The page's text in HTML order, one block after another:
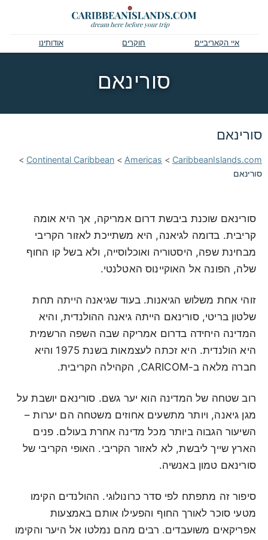
איי הקאריביים חוקרים אודותינו
סורינאם
סורינאם
CaribbeanIslands.com
>
Americas
>
Continental Caribbean
>
סורינאם
סורינאם שוכנת ביבשת דרום אמריקה, אך היא אומה
קריבית. בדומה לגיאנה, היא משתייכת לאזור הקריבי
מבחינת שפה, היסטוריה ואוכלוסייה, ולא בשל קו החוף
שלה, הפונה אל האוקיינוס האטלנטי.
זוהי אחת משלוש הגיאנות. בעוד שגיאנה הייתה תחת
שלטון בריטי, סורינאם הייתה גיאנה ההולנדית, והיא
המדינה היחידה בדרום אמריקה שבה השפה הרשמית
היא הולנדית. היא זכתה לעצמאות בשנת 1975 והיא
חברה מלאה ב-CARICOM, הקהילה הקריבית.
רוב שטחה של המדינה הוא יער גשם. סורינאם יושבת על
מגן גיאנה, ויותר מתשעים אחוזים משטחה הם יערות –
השיעור הגבוה ביותר מכל מדינה אחרת בעולם. פנים
הארץ שייך ליבשת, לא לאזור הקריבי. האופי הקריבי של
סורינאם טמון באנשיה.
סיפור זה מתפתח לפי סדר כרונולוגי. ההולנדים הקימו
מטעי סוכר לאורך החוף והפעילו אותם באמצעות
אפריקאים משועבדים. רבים מהם נמלטו אל היער והקימו